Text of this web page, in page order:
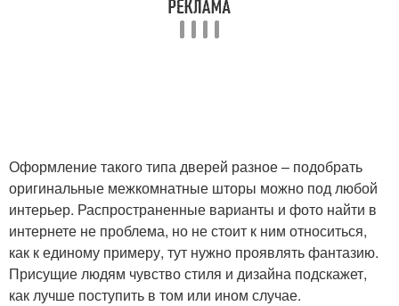
Оформление такого типа дверей разное – подобрать
оригинальные межкомнатные шторы можно под любой
интерьер. Распространенные варианты и фото найти в
интернете не проблема, но не стоит к ним относиться,
как к единому примеру, тут нужно проявлять фантазию.
Присущие людям чувство стиля и дизайна подскажет,
как лучше поступить в том или ином случае.